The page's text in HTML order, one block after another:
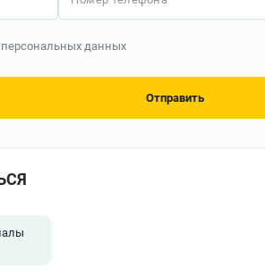
персональных данных
Отправить